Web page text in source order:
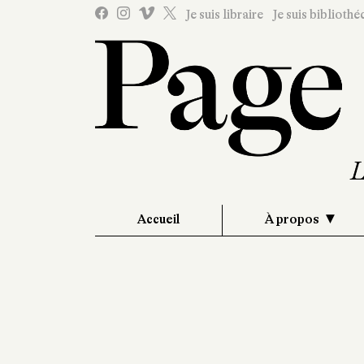
Je suis libraire Je suis
Accueil À propos